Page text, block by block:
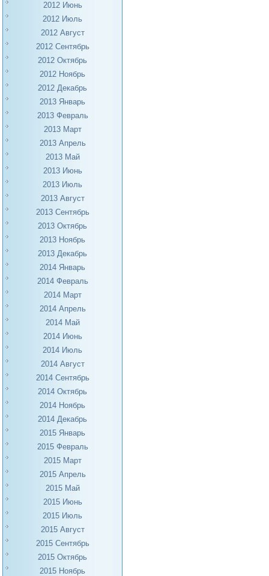
2012 Июнь
2012 Июль
2012 Август
2012 Сентябрь
2012 Октябрь
2012 Ноябрь
2012 Декабрь
2013 Январь
2013 Февраль
2013 Март
2013 Апрель
2013 Май
2013 Июнь
2013 Июль
2013 Август
2013 Сентябрь
2013 Октябрь
2013 Ноябрь
2013 Декабрь
2014 Январь
2014 Февраль
2014 Март
2014 Апрель
2014 Май
2014 Июнь
2014 Июль
2014 Август
2014 Сентябрь
2014 Октябрь
2014 Ноябрь
2014 Декабрь
2015 Январь
2015 Февраль
2015 Март
2015 Апрель
2015 Май
2015 Июнь
2015 Июль
2015 Август
2015 Сентябрь
2015 Октябрь
2015 Ноябрь